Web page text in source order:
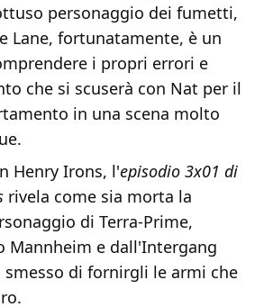
personaggio dei fumetti,
Lane, fortunatamente, è un
i propri errori e
che si scuserà con Nat per il
in una scena molto
Henry Irons, l'episodio 3x01 di
rivela come sia morta la
di Terra-Prime,
Mannheim e dall'Intergang
smesso di fornirgli le armi che